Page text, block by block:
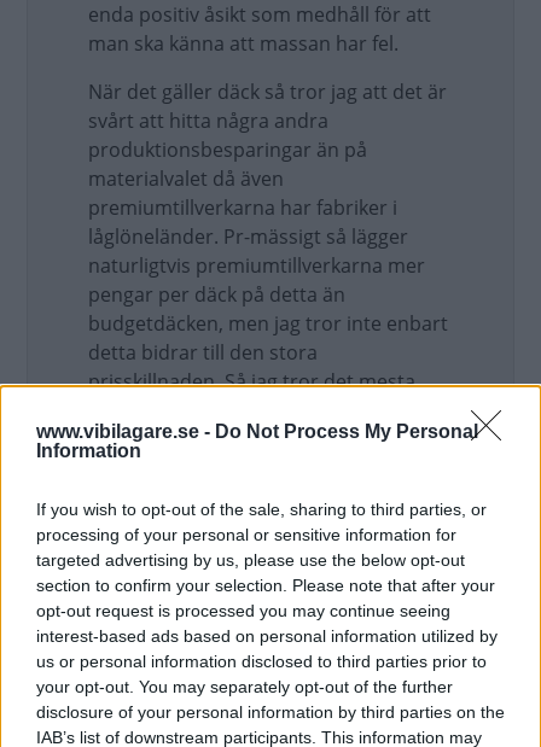
www.vibilagare.se - Do Not Process My Personal
Information
If you wish to opt-out of the sale, sharing to third parties, or
processing of your personal or sensitive information for
targeted advertising by us, please use the below opt-out
section to confirm your selection. Please note that after your
opt-out request is processed you may continue seeing
interest-based ads based on personal information utilized by
us or personal information disclosed to third parties prior to
your opt-out. You may separately opt-out of the further
disclosure of your personal information by third parties on the
IAB’s list of downstream participants. This information may
enda positiv åsikt som medhåll för att
man ska känna att massan har fel.
När det gäller däck så tror jag att det är
svårt att hitta några andra
produktionsbesparingar än på
materialvalet då även
premiumtillverkarna har fabriker i
låglöneländer. Pr-mässigt så lägger
naturligtvis premiumtillverkarna mer
pengar per däck på detta än
budgetdäcken, men jag tror inte enbart
detta bidrar till den stora
prisskillnaden. Så jag tror det mesta
materialval. Jag har själv en tråd om
nätbutik, billigt, som sprack. Svenska
Nokian ville inte ens ta i ämnet med
tång.
Så ”man får vad man betalar för” är nog
tyvärr en sanning som är gällande inom
segmentet däck i allra högsta grad.
Uppdaterat: 2019-03-24 08:30